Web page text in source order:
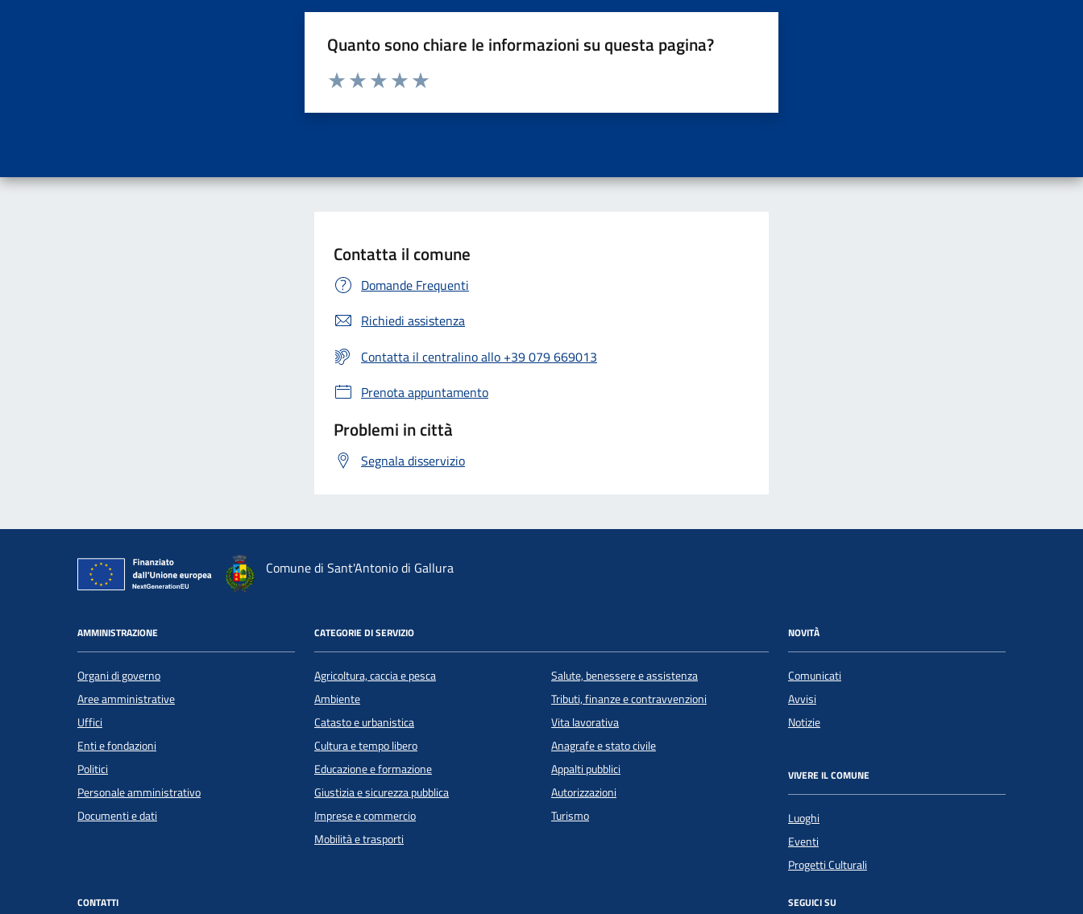
Quanto sono chiare le informazioni su questa pagina?
Valuta da 1 a 5 stelle la pagina
Contatta il comune
Domande Frequenti
Richiedi assistenza
Contatta il centralino allo +39 079 669013
Prenota appuntamento
Problemi in città
Segnala disservizio
Comune di Sant'Antonio di Gallura
AMMINISTRAZIONE
Organi di governo
Aree amministrative
Uffici
Enti e fondazioni
Politici
Personale amministrativo
Documenti e dati
CATEGORIE DI SERVIZIO
Agricoltura, caccia e pesca
Ambiente
Catasto e urbanistica
Cultura e tempo libero
Educazione e formazione
Giustizia e sicurezza pubblica
Imprese e commercio
Mobilità e trasporti
Salute, benessere e assistenza
Tributi, finanze e contravvenzioni
Vita lavorativa
Anagrafe e stato civile
Appalti pubblici
Autorizzazioni
Turismo
NOVITÀ
Comunicati
Avvisi
Notizie
VIVERE IL COMUNE
Luoghi
Eventi
Progetti Culturali
CONTATTI SEGUICI SU